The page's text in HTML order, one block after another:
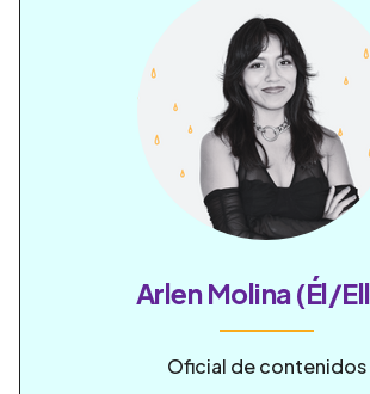
Arlen Molina (Él/
Oficial de contenidos